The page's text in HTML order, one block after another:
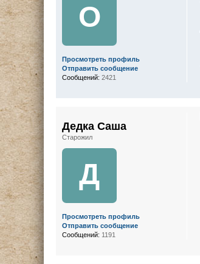
О
Просмотреть профиль
Отправить сообщение
Сообщений: 2421
Дедка Саша
Старожил
Д
Просмотреть профиль
Отправить сообщение
Сообщений: 1191